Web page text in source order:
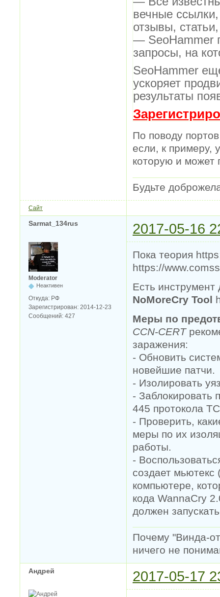
вечные
отзывы,
— SeoHammer
запросы, на
SeoHammer
ускоряет
результаты
По поводу
если, к примеру,
которую и может
Будьте
Сайт
Sarmat_134rus 2017-05-16
Moderator
Неактивен
Откуда: РФ
Зарегистрирован: 2014-12-23
Сообщений: 427
Пока теория
https://
Есть
NoMoreCry Tool
Меры по
CCN-CERT
заражения:
- Обновить
новейшие патчи.
- Изолировать
- Заблокировать
445 протокола
- Проверить,
меры по их
работы.
-
создает
компьютере,
кода WannaCry
должен
Почему "Винда-
ничего не
Андрей 2017-05-17